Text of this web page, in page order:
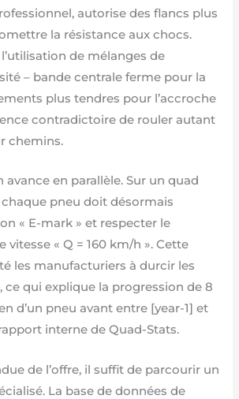
autorise des flancs plus
la résistance aux chocs.
de mélanges de
– bande centrale ferme pour la
plus tendres pour l’accroche
contradictoire de rouler autant
chemins.
en parallèle. Sur un quad
pneu doit désormais
« E-mark » et respecter le
vitesse « Q = 160 km/h ». Cette
les manufacturiers à durcir les
ce qui explique la progression de 8
d’un pneu avant entre [year-1] et
interne de Quad-Stats.
de l’offre, il suffit de parcourir un
La base de données de